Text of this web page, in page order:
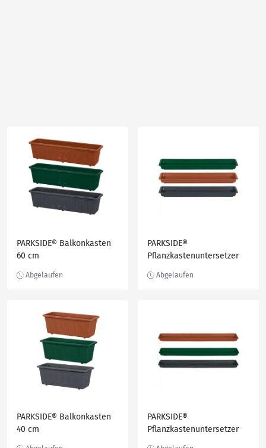
PARKSIDE® Balkonkasten
60 cm
PARKSIDE®
Pflanzkastenuntersetzer
PARKSIDE® Balkonkasten
40 cm
PARKSIDE®
Pflanzkastenuntersetzer